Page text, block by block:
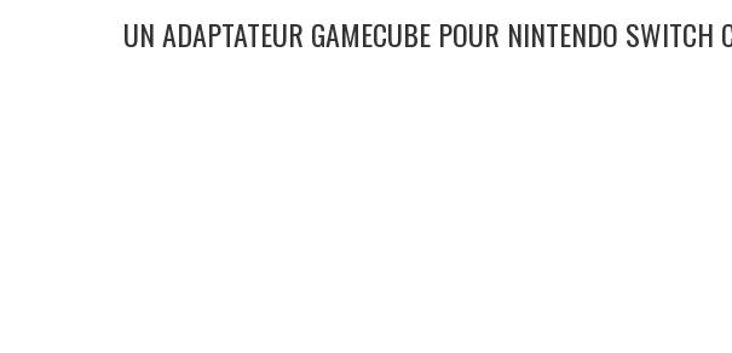
UN ADAPTATEUR GAMECUBE POUR NINTENDO SWITCH